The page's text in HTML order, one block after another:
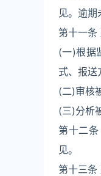
见。逾期
第十一条
(一)根据
式、报送
(二)审核
(三)分析
第十二
见。
第十三条